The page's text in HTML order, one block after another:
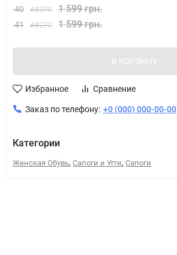
40 A827C 1 599 грн.
41 A827C 1 599 грн.
В КОРЗИНУ
Избранное Сравнение
Заказ по телефону: +0 (000) 000-00-00
Категории
Женская Обувь, Сапоги и Угги, Сапоги